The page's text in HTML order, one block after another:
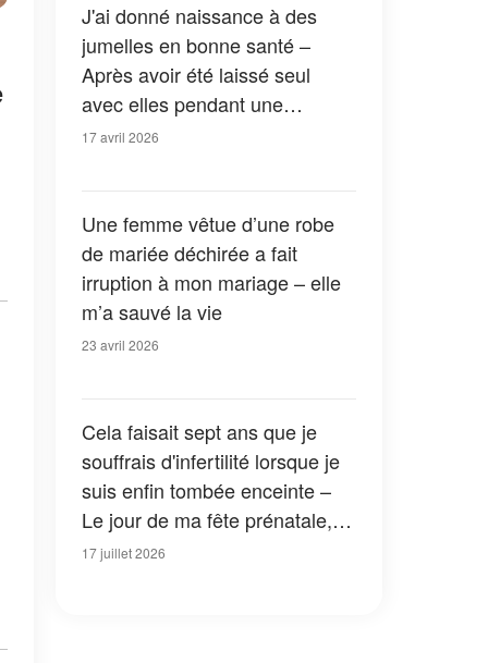
J'ai donné naissance à des
jumelles en bonne santé –
Après avoir été laissé seul
avec elles pendant une
journée, mon mari m'a dit : « Je
17 avril 2026
Une femme vêtue d’une robe
de mariée déchirée a fait
irruption à mon mariage – elle
m’a sauvé la vie
23 avril 2026
Cela faisait sept ans que je
souffrais d'infertilité lorsque je
suis enfin tombée enceinte –
Le jour de ma fête prénatale,
un inconnu a frappé à ma porte
17 juillet 2026